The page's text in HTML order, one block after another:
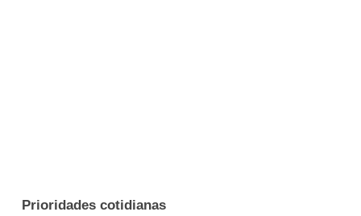
Prioridades cotidianas